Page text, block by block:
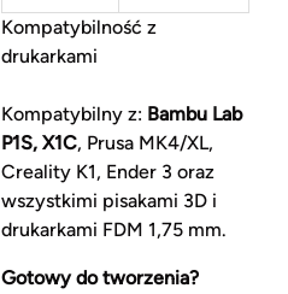
Kompatybilność z
drukarkami
Kompatybilny z: Bambu Lab
P1S, X1C, Prusa MK4/XL,
Creality K1, Ender 3 oraz
wszystkimi pisakami 3D i
drukarkami FDM 1,75 mm.
Gotowy do tworzenia?